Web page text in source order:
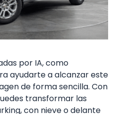
por IA, como
ayudarte a alcanzar este
de forma sencilla. Con
transformar las
con nieve o delante